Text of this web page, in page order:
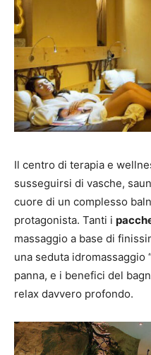
Il centro di terapia e
susseguirsi di vasche,
cuore di un complesso
protagonista. Tanti i
massaggio a base di
una seduta idromassaggio
panna, e i benefici del
relax davvero profondo.